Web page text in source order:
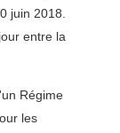
juin 2018.
entre la
Régime
les